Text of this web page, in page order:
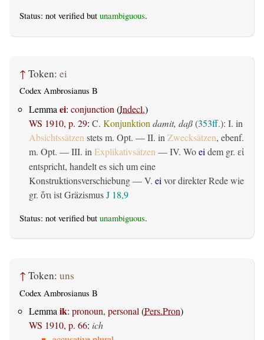
Status: not verified but unambiguous.
↑ Token: ei
Codex Ambrosianus B
Lemma ei: conjunction (Indecl.)
WS 1910, p. 29: C. Konjunktion damit, daß(353ff.): I. in
Absichtssätzen stets m. Opt. — II. in Zwecksätzen, ebenf.
m. Opt. — III. in Explikativsätzen — IV. Woei dem gr. εἰ
entspricht, handelt es sich um eine
Konstruktionsverschiebung — V. ei vor direkter Rede wie
gr. ὅτι ist GräzismusJ 18,9
Status: not verified but unambiguous.
↑ Token: uns
Codex Ambrosianus B
Lemma ik: pronoun, personal (Pers.Pron)
WS 1910, p. 66: ich